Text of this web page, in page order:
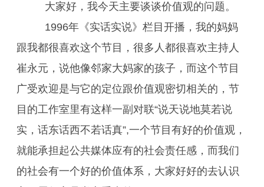
大家好，我今天主要谈谈价值观的问题。
1996年《实话实说》栏目开播，我的妈妈
跟我都很喜欢这个节目，很多人都很喜欢主持人
崔永元，说他像邻家大妈家的孩子，而这个节目
广受欢迎是与它的定位跟价值观密切相关的，节
目的工作室里有这样一副对联“说天说地莫若说
实，话东话西不若话真”,一个节目有好的价值观，
就能承担起公共媒体应有的社会责任感，而我们
的社会有一个好的价值体系，大家好好的去认识